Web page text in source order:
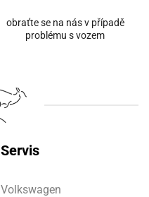
obraťte se na nás v případě
problému s vozem
Servis
Volkswagen